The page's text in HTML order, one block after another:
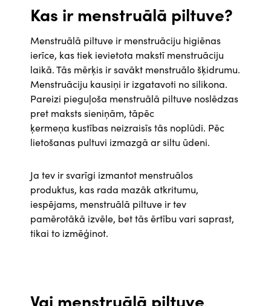
Kas ir menstruālā piltuve?
Menstruālā piltuve ir menstruāciju higiēnas
ierīce, kas tiek ievietota makstī menstruāciju
laikā. Tās mērķis ir savākt menstruālo šķidrumu.
Menstruāciju kausiņi ir izgatavoti no silikona.
Pareizi pieguļoša menstruālā piltuve noslēdzas
pret maksts sieniņām, tāpēc
ķermeņa kustības neizraisīs tās noplūdi. Pēc
lietošanas pultuvi izmazgā ar siltu ūdeni.
Ja tev ir svarīgi izmantot menstruālos
produktus, kas rada mazāk atkritumu,
iespējams, menstruālā piltuve ir tev
pamērotākā izvēle, bet tās ērtību vari saprast,
tikai to izmēģinot.
Vai menstruālā piltuve